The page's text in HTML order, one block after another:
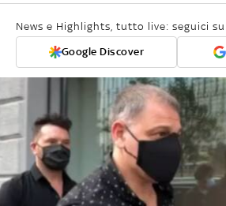
News e Highlights, tutto live: seguici su
Google Discover